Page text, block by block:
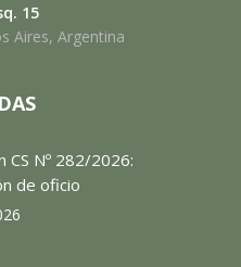
15
Aires, Argentina
CS Nº 282/2026:
de oficio